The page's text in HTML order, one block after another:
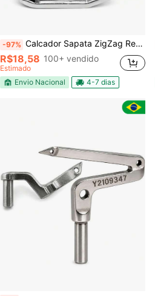
-97% Calcador Sapata ZigZag Reta Haste Encaixe Singer Parafuso
R$18,58 100+ vendido
Estimado
Envio Nacional
4-7 dias